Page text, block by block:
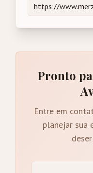
Pronto
Entre em
planejar sua